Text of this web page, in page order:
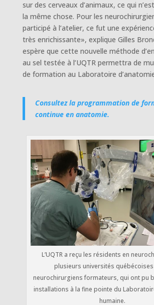
sur des cerveaux d’animaux, ce qui
la même chose. Pour les
participé à l’atelier, ce fut une
très enrichissante», explique Gilles
espère que cette nouvelle méthode
au sel testée à l’UQTR permettra de
de formation au Laboratoire
Consultez la programmation de
continue en anatomie.
L’UQTR a reçu les résidents en
plusieurs universités
neurochirurgiens formateurs, qui ont pu
installations à la fine pointe du
humaine.